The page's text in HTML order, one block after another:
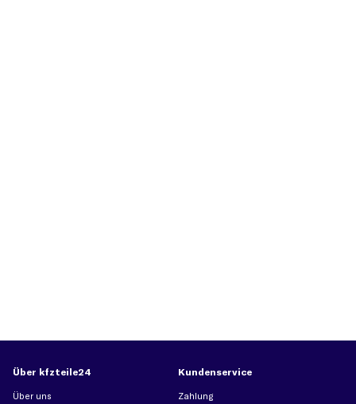
Über kfzteile24
Über uns
Kundenservice
Zahlung